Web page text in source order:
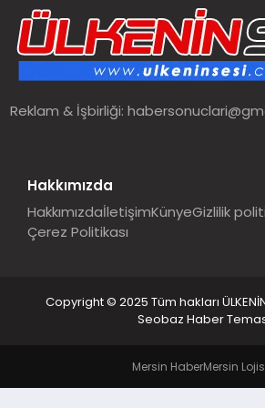
SPOR
MALATYA HABERLERI
Reklam & İşbirliği:
Hakkımızda
HakkımızdaİletişimKünyeGizlilik
Çerez Politikası
Copyright © 2025 Tüm hakları
Seobaz Haber
Mersin HaberMersin